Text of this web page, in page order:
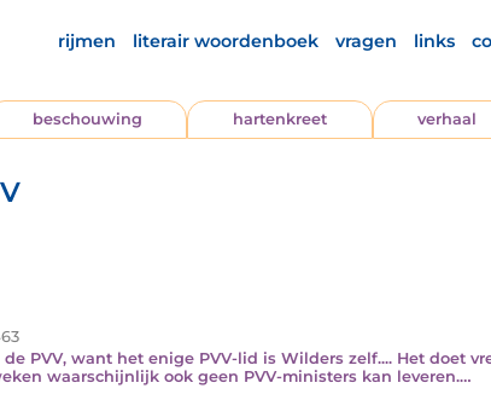
rijmen literair woordenboek vragen links
beschouwing hartenkreet verhaal
PVV, want het enige PVV-lid is Wilders zelf.... Het doet
waarschijnlijk ook geen PVV-ministers kan leveren.…